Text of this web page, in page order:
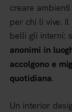
creare
per chi li vive.
belli gli interni:
anonimi in
accolgono e
quotidiana.
Un interior